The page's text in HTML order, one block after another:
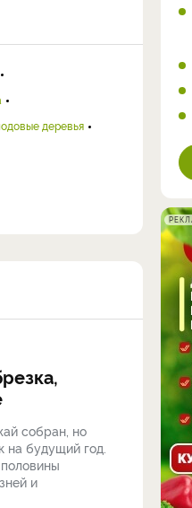
деревья
собран, но
на будущий год.
и